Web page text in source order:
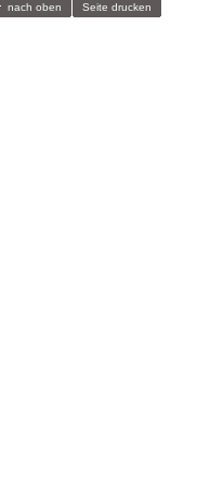
nach oben Seite drucken